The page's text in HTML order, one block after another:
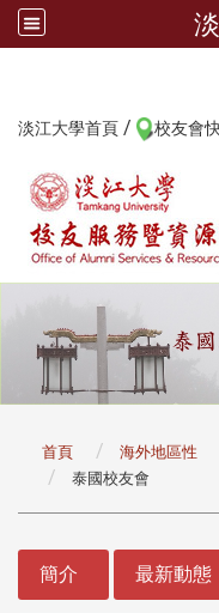
淡江大學首頁 / 校友會
首頁 海外地區性
泰國校友會
簡介 最新動態